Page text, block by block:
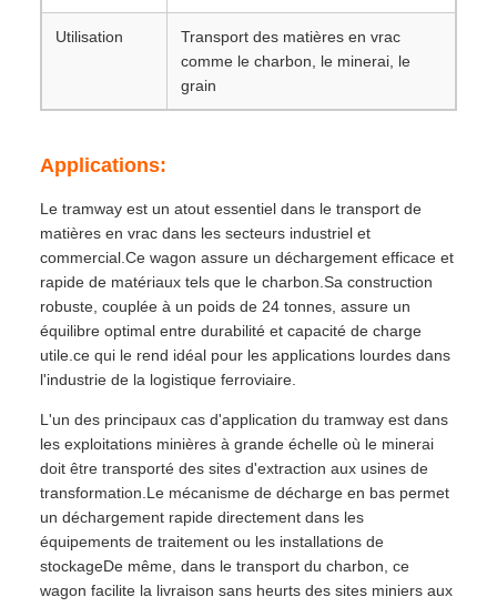
Utilisation
Transport des matières en vrac
comme le charbon, le minerai, le
grain
Applications:
Le tramway est un atout essentiel dans le transport de
matières en vrac dans les secteurs industriel et
commercial.Ce wagon assure un déchargement efficace et
rapide de matériaux tels que le charbon.Sa construction
robuste, couplée à un poids de 24 tonnes, assure un
équilibre optimal entre durabilité et capacité de charge
utile.ce qui le rend idéal pour les applications lourdes dans
l'industrie de la logistique ferroviaire.
L'un des principaux cas d'application du tramway est dans
les exploitations minières à grande échelle où le minerai
doit être transporté des sites d'extraction aux usines de
transformation.Le mécanisme de décharge en bas permet
un déchargement rapide directement dans les
équipements de traitement ou les installations de
stockageDe même, dans le transport du charbon, ce
wagon facilite la livraison sans heurts des sites miniers aux